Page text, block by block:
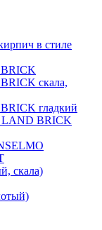
в стиле
скала,
гладкий
LAND BRICK
скала)